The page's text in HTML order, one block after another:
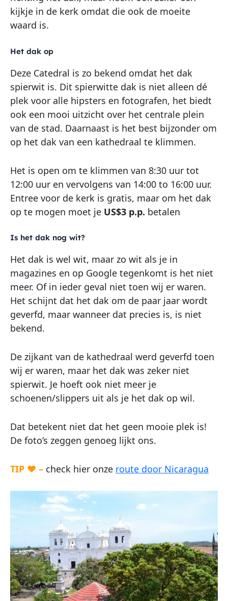
kijkje in de kerk omdat die ook de moeite
waard is.
Het dak op
Deze Catedral is zo bekend omdat het dak
spierwit is. Dit spierwitte dak is niet alleen dé
plek voor alle hipsters en fotografen, het biedt
ook een mooi uitzicht over het centrale plein
van de stad. Daarnaast is het best bijzonder om
op het dak van een kathedraal te klimmen.
Het is open om te klimmen van 8:30 uur tot
12:00 uur en vervolgens van 14:00 to 16:00 uur.
Entree voor de kerk is gratis, maar om het dak
op te mogen moet je US$3 p.p. betalen
Is het dak nog wit?
Het dak is wel wit, maar zo wit als je in
magazines en op Google tegenkomt is het niet
meer. Of in ieder geval niet toen wij er waren.
Het schijnt dat het dak om de paar jaar wordt
geverfd, maar wanneer dat precies is, is niet
bekend.
De zijkant van de kathedraal werd geverfd toen
wij er waren, maar het dak was zeker niet
spierwit. Je hoeft ook niet meer je
schoenen/slippers uit als je het dak op wil.
Dat betekent niet dat het geen mooie plek is!
De foto’s zeggen genoeg lijkt ons.
TIP ♥ – check hier onze route door Nicaragua